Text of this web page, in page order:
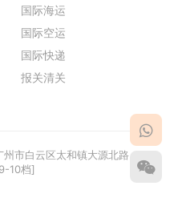
国际海运
国际空运
国际快递
报关清关
州市白云区太和镇大源北路
10档]